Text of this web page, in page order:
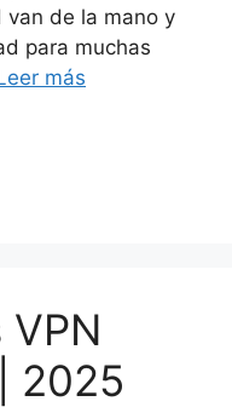
van de la mano y
para muchas
más
2025